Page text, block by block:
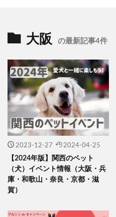
大阪 の最新記事4件
2023-12-27 2024-04-25
【2024年版】関西のペット
（犬）イベント情報（大阪・兵
庫・和歌山・奈良・京都・滋
賀）